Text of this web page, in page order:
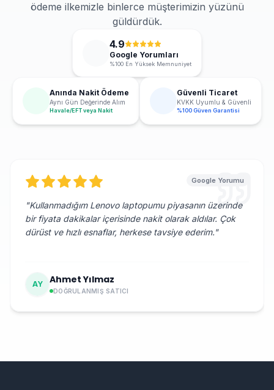
ödeme ilkemizle binlerce müşterimizin yüzünü
güldürdük.
4.9
Google Yorumları
%100 En Yüksek Memnuniyet
Anında Nakit Ödeme
Aynı Gün Değerinde Alım
Havale/EFT veya Nakit
Güvenli Ticaret
KVKK Uyumlu & Güvenli
%100 Güven Garantisi
Google Yorumu
"Kullanmadığım Lenovo laptopumu piyasanın üzerinde
bir fiyata dakikalar içerisinde nakit olarak aldılar. Çok
dürüst ve hızlı esnaflar, herkese tavsiye ederim."
AY Ahmet Yılmaz
DOĞRULANMIŞ SATICI